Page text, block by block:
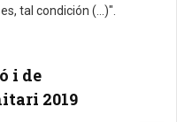
tal condición (...)".
i de
2019